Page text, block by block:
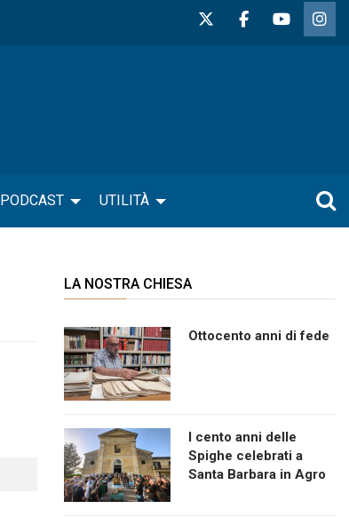
PODCAST UTILITÀ
LA NOSTRA CHIESA
Ottocento anni di fede
I cento anni delle
Spighe celebrati a
Santa Barbara in Agro